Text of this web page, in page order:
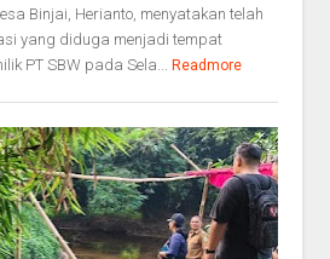
Binjai, Herianto, menyatakan telah
yang diduga menjadi tempat
PT SBW pada Sela... Readmore